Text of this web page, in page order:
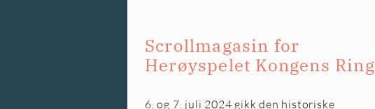
Scrollmagasin for
Herøyspelet Kongens Ring
6. og 7. juli 2024 gikk den historiske